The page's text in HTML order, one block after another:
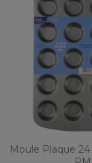
Moule Plaque